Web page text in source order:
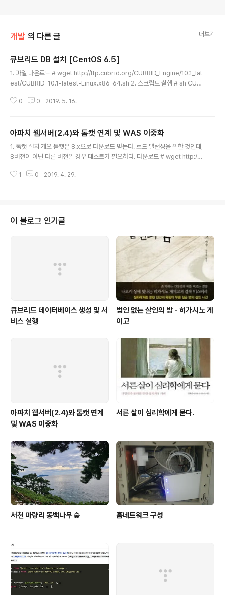
개발 의 다른 글 더보기
큐브리드 DB 설치 [CentOS 6.5]
1. 파일 다운로드 # wget http://ftp.cubrid.org/CUBRID_Engine/10.1_lat
est/CUBRID-10.1-latest-Linux.x86_64.sh 2. 스크립트 실행 # sh CUB
b_user}/.cubrid.sh 4. CUBRID 서버, 매니저, 브로커 실행 # cubrid servi
0:00 cub_broker cub_user 15210 1 0 18:5..
0 0 2019. 5. 16.
아파치 웹서버(2.4)와 톰캣 연계 및 WAS 이중화
1. 톰캣 설치 개요 톰캣은 8.x으로 다운로드 받는다. 로드 밸런싱을 위한 것인데,
8버전이 아닌 다른 버전일 경우 테스트가 필요하다. 다운로드 # wget http://a
32.tar.gz 압축해제 # tar xvf apache-tomcat-8.5.32.tar.gz # mkdir /
M 부분을 1024 혹은 2048로 설..
1 0 2019. 4. 29.
이 블로그 인기글
큐브리드 데이터베이스 생성 및 서
비스 실행
범인 없는 살인의 밤 - 히가시노 게
이고
아파치 웹서버(2.4)와 톰캣 연계
및 WAS 이중화
서른 살이 심리학에게 묻다.
서천 마량리 동백나무 숲 홈네트워크 구성